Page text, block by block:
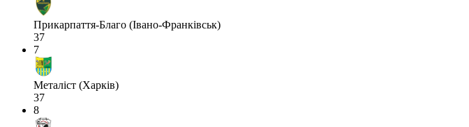
Прикарпаття-Благо (Івано-Франківськ)
37
7
Металіст (Харків)
37
8